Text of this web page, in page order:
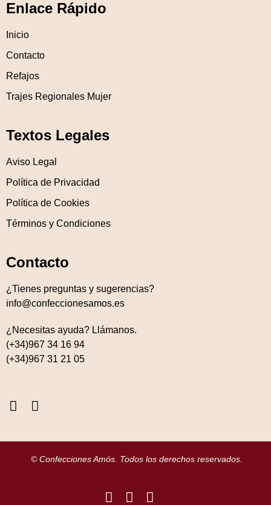
Enlace Rápido
Inicio
Contacto
Refajos
Trajes Regionales Mujer
Textos Legales
Aviso Legal
Política de Privacidad
Política de Cookies
Términos y Condiciones
Contacto
¿Tienes preguntas y sugerencias?
info@confeccionesamos.es
¿Necesitas ayuda? Llámanos.
(+34)967 34 16 94
(+34)967 31 21 05
© Confecciones Amós. Todos los derechos reservados.